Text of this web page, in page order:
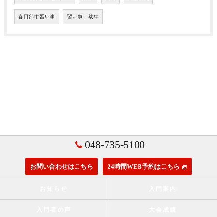
春日部市習い事 習い事 幼年
048-735-5100
お問い合わせはこちら 24時間WEB予約はこちら